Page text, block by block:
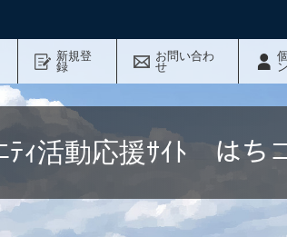
新規登
録
お問い合わ
せ
ン
ﾃｨ活動応援ｻｲﾄ はち